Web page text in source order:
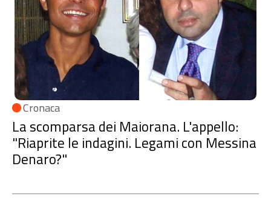
Cronaca
La scomparsa dei Maiorana. L'appello:
"Riaprite le indagini. Legami con Messina
Denaro?"